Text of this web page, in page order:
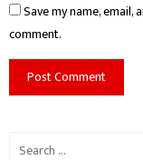
Save my name,
comment.
Search